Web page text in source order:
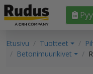
Etusivu Tuotteet
Betonimuurikivet